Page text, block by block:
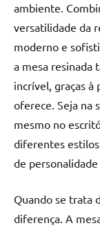
resina,
incluindo
designs
de
mesas
de
resina
e
inovadoras
mesas
ambiente.
versatilidade da
moderno e
a mesa resinada
incrível, graças à
oferece. Seja na
mesmo no
diferentes
de
Quando se trata
diferença. A